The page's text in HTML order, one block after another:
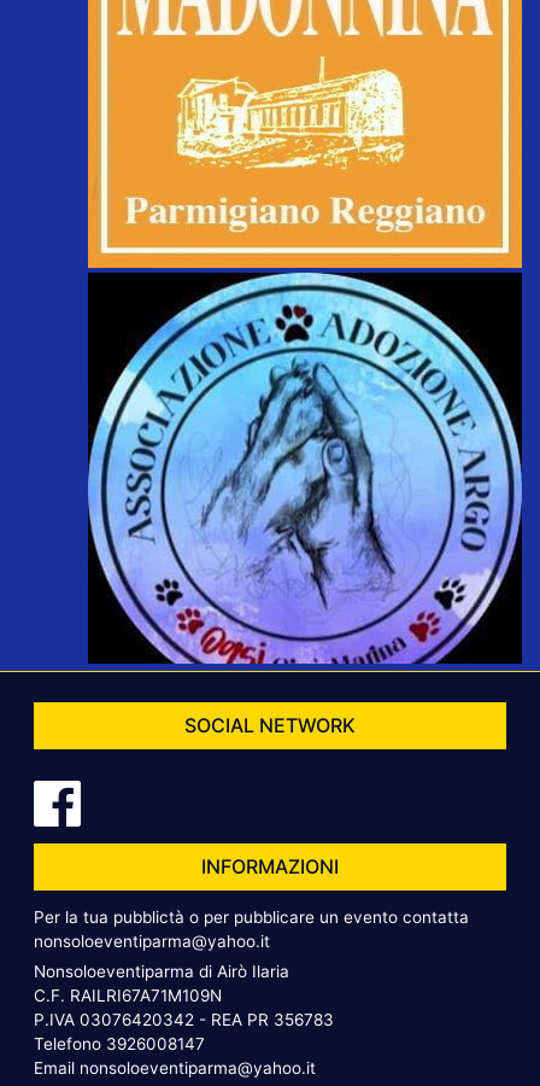
SOCIAL NETWORK
INFORMAZIONI
Per la tua pubblictà o per pubblicare un evento contatta
nonsoloeventiparma@yahoo.it
Nonsoloeventiparma di Airò Ilaria
C.F. RAILRI67A71M109N
P.IVA 03076420342 - REA PR 356783
Telefono 3926008147
Email nonsoloeventiparma@yahoo.it